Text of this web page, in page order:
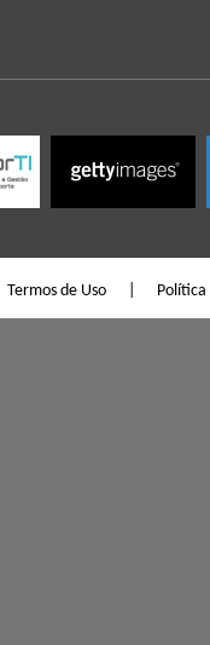
Termos de Uso Política